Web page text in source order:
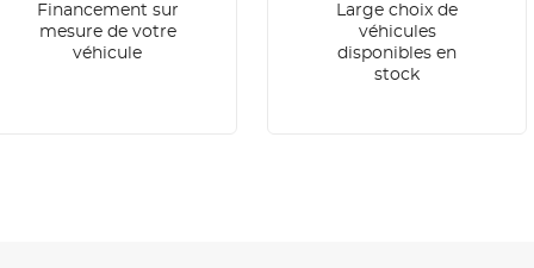
Financement sur
mesure de votre
véhicule
Large choix de
véhicules
disponibles en
stock